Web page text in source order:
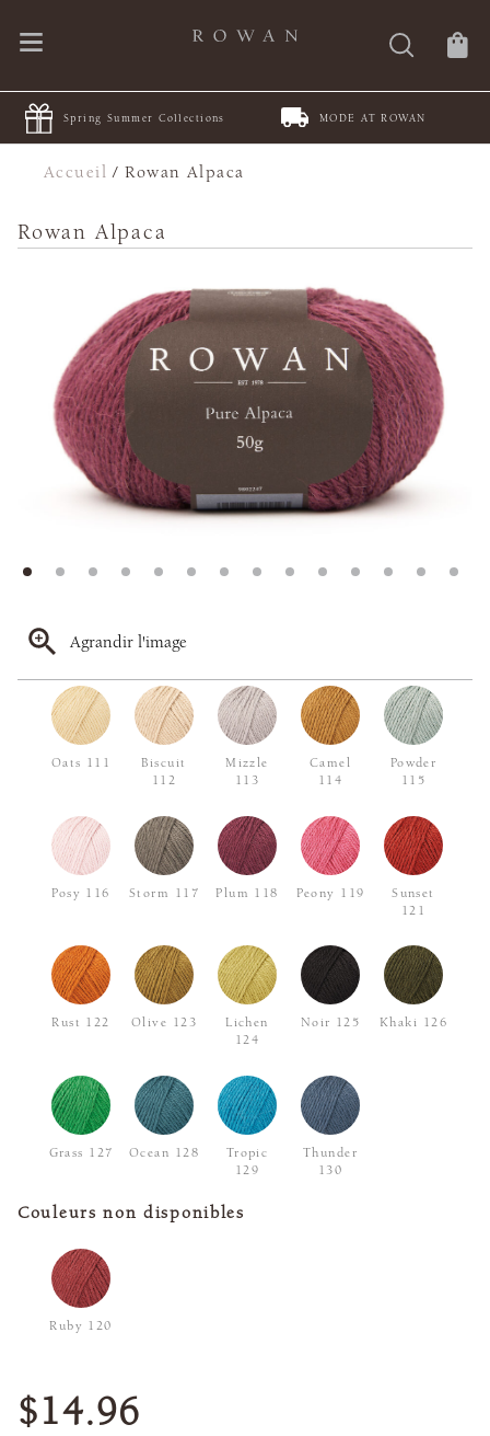
Spring Summer Collections MODE AT ROWAN
Accueil /Rowan Alpaca
Rowan Alpaca
Agrandir l'image
Oats 111
Biscuit
112
Mizzle
113
Camel
114
Powder
115
Posy 116 Storm 117 Plum 118 Peony 119
Sunset
121
Rust 122 Olive 123
Lichen
124
Noir 125 Khaki 126
Grass 127 Ocean 128
Tropic
129
Thunder
130
Couleurs non disponibles
Ruby 120
$14.96